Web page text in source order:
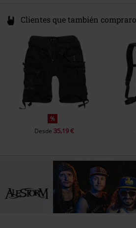
Clientes que también
%
Desde 35,19 €